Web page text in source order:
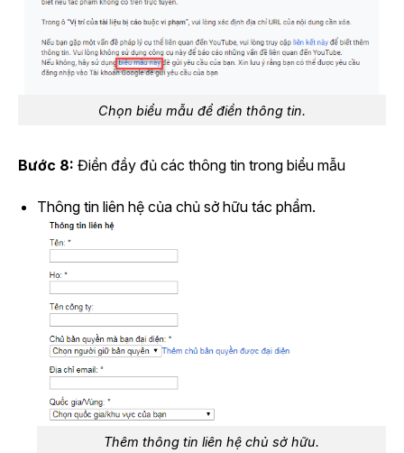
Chọn biểu mẫu để điền thông tin.
Bước 8: Điền đầy đủ các thông tin trong biểu mẫu
Thông tin liên hệ của chủ sở hữu tác phẩm.
Thêm thông tin liên hệ chủ sở hữu.